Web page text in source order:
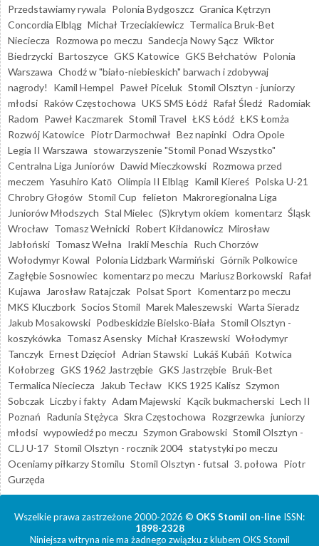
Przedstawiamy rywala Polonia Bydgoszcz Granica Kętrzyn
Concordia Elbląg Michał Trzeciakiewicz Termalica Bruk-Bet
Nieciecza Rozmowa po meczu Sandecja Nowy Sącz Wiktor
Biedrzycki Bartoszyce GKS Katowice GKS Bełchatów Polonia
Warszawa Chodź w "biało-niebieskich" barwach i zdobywaj
nagrody!
Kamil Hempel Paweł Piceluk Stomil Olsztyn - juniorzy
młodsi Raków Częstochowa UKS SMS Łódź Rafał Śledź Radomiak
Radom Paweł Kaczmarek Stomil Travel ŁKS Łódź ŁKS Łomża
Rozwój Katowice Piotr Darmochwał Bez napinki Odra Opole
Legia II Warszawa stowarzyszenie "Stomil Ponad Wszystko"
Centralna Liga Juniorów Dawid Mieczkowski Rozmowa przed
meczem Yasuhiro Katō Olimpia II Elbląg Kamil Kiereś Polska U-21
Chrobry Głogów Stomil Cup felieton Makroregionalna Liga
Juniorów Młodszych Stal Mielec (S)krytym okiem komentarz Śląsk
Wrocław Tomasz Wełnicki Robert Kiłdanowicz Mirosław
Jabłoński Tomasz Wełna Irakli Meschia Ruch Chorzów
Wołodymyr Kowal Polonia Lidzbark Warmiński Górnik Polkowice
Zagłębie Sosnowiec komentarz po meczu Mariusz Borkowski Rafał
Kujawa
Jarosław Ratajczak Polsat Sport Komentarz po meczu
MKS Kluczbork Socios Stomil Marek Maleszewski Warta Sieradz
Jakub Mosakowski Podbeskidzie Bielsko-Biała Stomil Olsztyn -
koszykówka Tomasz Asensky Michał Kraszewski Wołodymyr
Tanczyk Ernest Dzięcioł Adrian Stawski Lukáš Kubáň Kotwica
Kołobrzeg GKS 1962 Jastrzębie GKS Jastrzębie Bruk-Bet
Termalica Nieciecza
Jakub Tecław KKS 1925 Kalisz Szymon
Sobczak Liczby i fakty Adam Majewski Kącik bukmacherski Lech II
Poznań Radunia Stężyca Skra Częstochowa Rozgrzewka juniorzy
młodsi wypowiedź po meczu Szymon Grabowski Stomil Olsztyn -
CLJ U-17 Stomil Olsztyn - rocznik 2004 statystyki po meczu
Oceniamy piłkarzy Stomilu Stomil Olsztyn - futsal 3. połowa Piotr
Gurzęda
Wszelkie prawa zastrzeżone 2000-2026 © OKS Stomil on-line ISSN:
1898-2328
Niniejsza witryna nie ma żadnego związku z klubem OKS Stomil